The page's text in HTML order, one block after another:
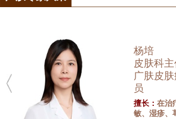
杨培
皮肤科
广肤皮
员
擅长：在治
敏、湿疹、